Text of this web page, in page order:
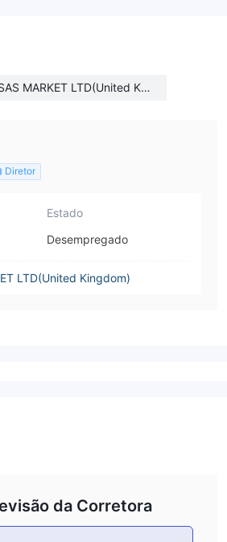
MARKET LTD(United Kin
Diretor
Estado
Desempregado
LTD(United Kingdom)
da Corretora